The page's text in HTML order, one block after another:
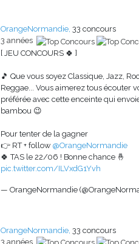
OrangeNormandie, 33 concours
3 années
[ JEU CONCOURS 🍀 ]
🎵 Que vous soyez Classique, Jazz,
Reggae... Vous aimerez tous écouter
préférée avec cette enceinte qui
bambou 😉
Pour tenter de la gagner
👉 RT + follow @OrangeNormandie
🍀 TAS le 22/06 ! Bonne chance 🤞
pic.twitter.com/ILVxdG1Yvh
— OrangeNormandie
OrangeNormandie, 33 concours
3 années